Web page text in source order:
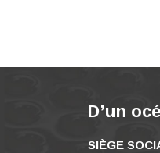
D’un
SIÈGE